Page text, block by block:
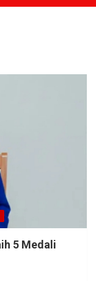
5 Medali